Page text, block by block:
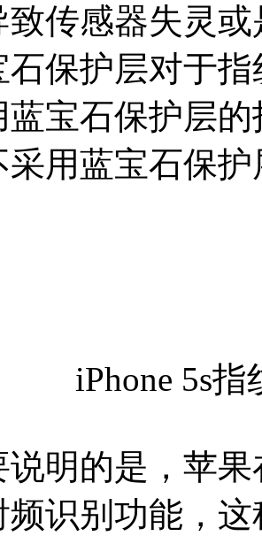
致传感器失灵
石保护层对于
蓝宝石保护层
采用蓝宝石保
iPhone 5s
的是，苹果
频识别功能，